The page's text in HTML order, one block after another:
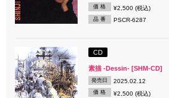
価 格 ¥2,500 (税込)
品 番 PSCR-6287
CD
素描 -Dessin- [SHM-CD]
発売日 2025.02.12
価 格 ¥2,500 (税込)